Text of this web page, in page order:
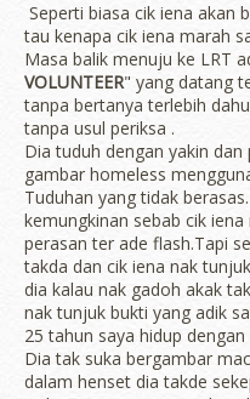
Seperti biasa cik iena akan
tau kenapa cik iena marah
Masa balik menuju ke LRT
VOLUNTEER" yang datang
tanpa bertanya terlebih
tanpa usul periksa .
Dia tuduh dengan yakin
gambar homeless
Tuduhan yang tidak
kemungkinan sebab cik
perasan ter ade flash.Tapi
takda dan cik iena nak
dia kalau nak gadoh akak
nak tunjuk bukti yang adik
25 tahun saya hidup
Dia tak suka bergambar
dalam henset dia takde